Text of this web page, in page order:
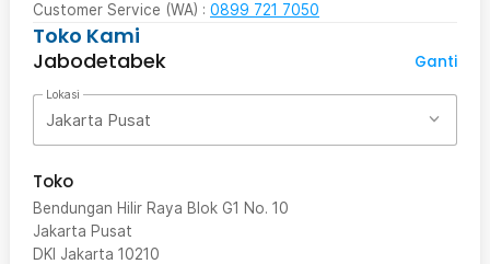
Customer Service (WA) : 0899 721 7050
Toko Kami
Jabodetabek
Ganti
Lokasi
Jakarta Pusat
Toko
Bendungan Hilir Raya Blok G1 No. 10
Jakarta Pusat
DKI Jakarta 10210